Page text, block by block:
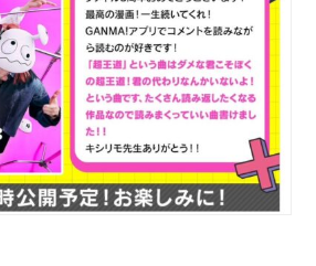
配信リンク